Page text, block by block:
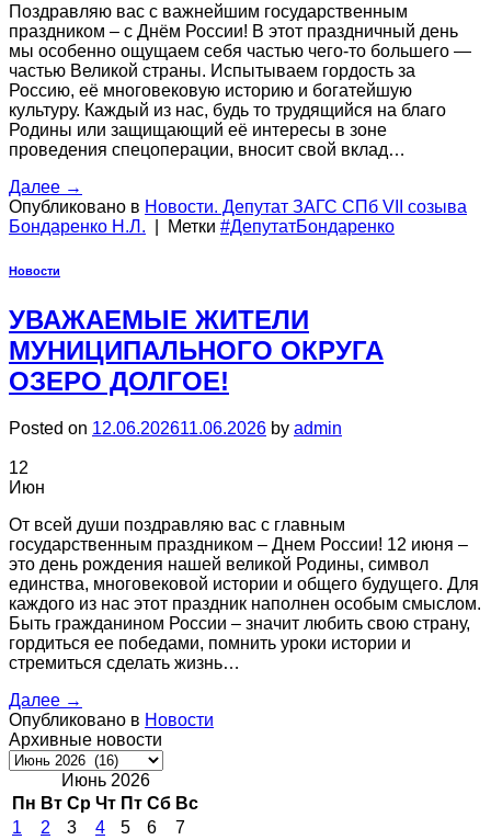
Поздравляю вас с важнейшим государственным
праздником – с Днём России! В этот праздничный день
мы особенно ощущаем себя частью чего-то большего —
частью Великой страны. Испытываем гордость за
Россию, её многовековую историю и богатейшую
культуру. Каждый из нас, будь то трудящийся на благо
Родины или защищающий её интересы в зоне
проведения спецоперации, вносит свой вклад…
Далее →
Опубликовано в Новости. Депутат ЗАГС СПб VII созыва
Бондаренко Н.Л.
Метки #ДепутатБондаренко
Новости
УВАЖАЕМЫЕ ЖИТЕЛИ
МУНИЦИПАЛЬНОГО ОКРУГА
ОЗЕРО ДОЛГОЕ!
Posted on 12.06.202611.06.2026 by admin
12
Июн
От всей души поздравляю вас с главным
государственным праздником – Днем России! 12 июня –
это день рождения нашей великой Родины, символ
единства, многовековой истории и общего будущего. Для
каждого из нас этот праздник наполнен особым смыслом.
Быть гражданином России – значит любить свою страну,
гордиться ее победами, помнить уроки истории и
стремиться сделать жизнь…
Далее →
Опубликовано в Новости
Архивные новости
Архивные
новостиИюнь 2026
Пн Вт Ср Чт Пт Сб Вс
1
2 3 4 5 6
7